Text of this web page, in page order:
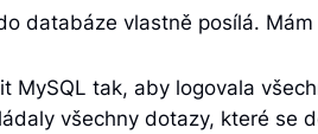
databáze vlastně posílá.
MySQL tak, aby logovala
všechny dotazy, které se